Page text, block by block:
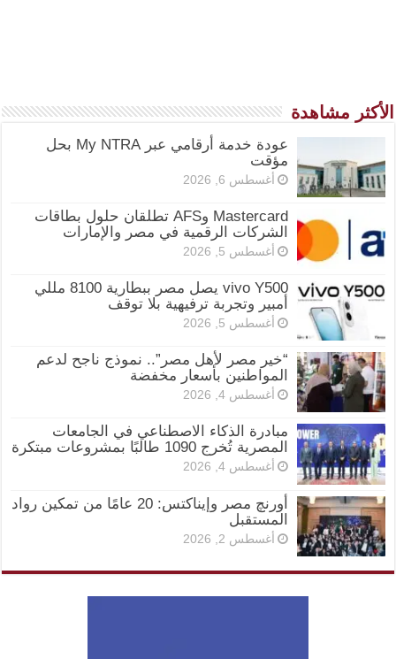
الأكثر مشاهدة
عودة خدمة أرقامي عبر My NTRA بحل
مؤقت
أغسطس 6, 2026
Mastercard وAFS تطلقان حلول بطاقات
الشركات الرقمية في مصر والإمارات
أغسطس 5, 2026
vivo Y500 يصل مصر ببطارية 8100 مللي
أمبير وتجربة ترفيهية بلا توقف
أغسطس 5, 2026
“خير مصر لأهل مصر”.. نموذج ناجح لدعم
المواطنين بأسعار مخفضة
أغسطس 4, 2026
مبادرة الذكاء الاصطناعي في الجامعات
المصرية تُخرج 1090 طالبًا بمشروعات مبتكرة
أغسطس 4, 2026
أورنچ مصر وإيناكتس: 20 عامًا من تمكين رواد
المستقبل
أغسطس 2, 2026